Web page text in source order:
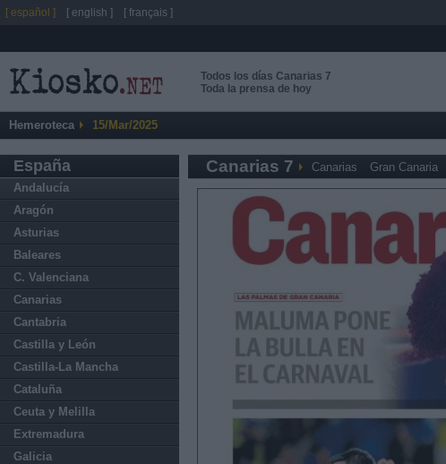
Todos los días Canarias 7
Toda la prensa de hoy
Hemeroteca 15/Mar/2025
España
Andalucía
Aragón
Asturias
Baleares
C. Valenciana
Canarias
Cantabria
Castilla y León
Castilla-La Mancha
Cataluña
Ceuta y Melilla
Extremadura
Galicia
Canarias 7 Canarias Gran Canaria
[ español ] [ english ] [ français ]